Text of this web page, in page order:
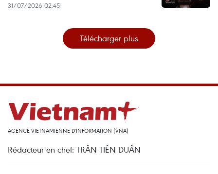
31/07/2026 02:45
Télécharger plus
AGENCE VIETNAMIENNE D'INFORMATION (VNA)
Rédacteur en chef: TRÂN TIÊN DUÂN